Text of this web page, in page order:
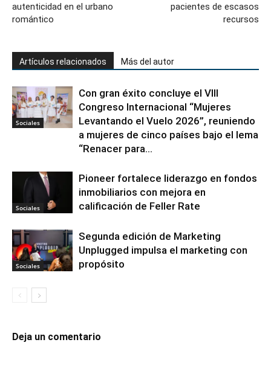
autenticidad en el urbano
romántico
pacientes de escasos
recursos
Artículos relacionados Más del autor
Sociales
Con gran éxito concluye el VIII
Congreso Internacional “Mujeres
Levantando el Vuelo 2026”, reuniendo
a mujeres de cinco países bajo el lema
“Renacer para...
Sociales
Pioneer fortalece liderazgo en fondos
inmobiliarios con mejora en
calificación de Feller Rate
Sociales
Segunda edición de Marketing
Unplugged impulsa el marketing con
propósito
Deja un comentario